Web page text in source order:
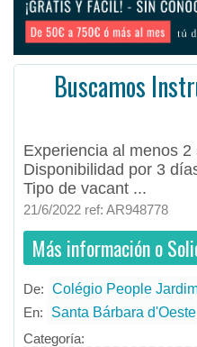
Buscamos
Experiencia al menos 2
Disponibilidad por 3
Tipo de vacant ...
21/6/2022 ref: AR948778
Más información o
De: Colégio People
En: Santa Bárbara d'Oeste
Categoría: